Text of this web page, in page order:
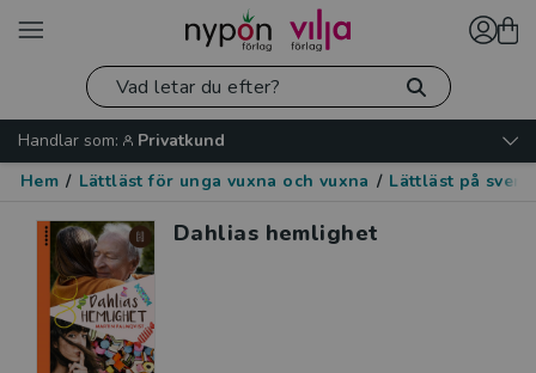
Handlar som:
Privatkund
Hem / Lättläst för unga vuxna och vuxna / Lättläst på
Dahlias hemlighet